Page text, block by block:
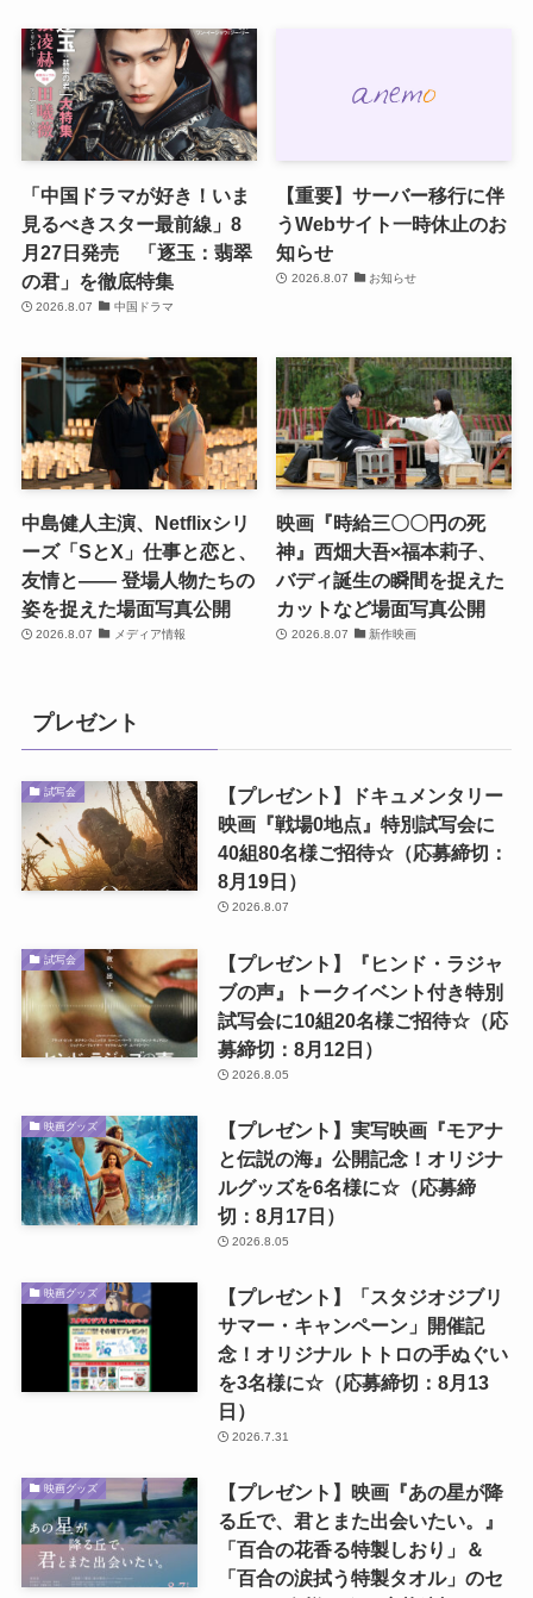
「中国ドラマが好き！いま
見るべきスター最前線」8
月27日発売 「逐玉：翡翠
の君」を徹底特集
2026.8.07 中国ドラマ
【重要】サーバー移行に伴
うWebサイト一時休止のお
知らせ
2026.8.07 お知らせ
中島健人主演、Netflixシリ
ーズ「SとX」仕事と恋と、
友情と―― 登場人物たちの
姿を捉えた場面写真公開
2026.8.07 メディア情報
映画『時給三〇〇円の死
神』西畑大吾×福本莉子、
バディ誕生の瞬間を捉えた
カットなど場面写真公開
2026.8.07 新作映画
プレゼント
試写会
【プレゼント】ドキュメンタリー
映画『戦場0地点』特別試写会に
40組80名様ご招待☆（応募締切：
8月19日）
2026.8.07
試写会
【プレゼント】『ヒンド・ラジャ
ブの声』トークイベント付き特別
試写会に10組20名様ご招待☆（応
募締切：8月12日）
2026.8.05
映画グッズ
【プレゼント】実写映画『モアナ
と伝説の海』公開記念！オリジナ
ルグッズを6名様に☆（応募締
切：8月17日）
2026.8.05
映画グッズ
【プレゼント】「スタジオジブリ
サマー・キャンペーン」開催記
念！オリジナル トトロの手ぬぐい
を3名様に☆（応募締切：8月13
日）
2026.7.31
映画グッズ
【プレゼント】映画『あの星が降
る丘で、君とまた出会いたい。』
「百合の花香る特製しおり」＆
「百合の涙拭う特製タオル」のセ